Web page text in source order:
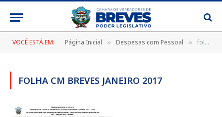
VOCÊ ESTÁ EM: Página Inicial » Despesas com Pessoal » folha cm breves janeiro 2017
FOLHA CM BREVES JANEIRO 2017